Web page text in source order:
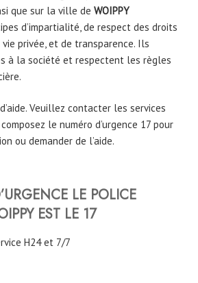
que sur la ville de WOIPPY
d’impartialité, de respect des droits
privée, et de transparence. Ils
à la société et respectent les règles
Veuillez contacter les services
le numéro d’urgence 17 pour
ou demander de l’aide.
LE POLICE
EST LE 17
H24 et 7/7